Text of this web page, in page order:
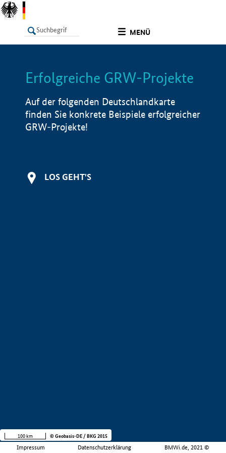
MENÜ
LISTE Info
Erfolgreiche GRW-Projekte
Auf der folgenden Deutschlandkarte
finden Sie konkrete Beispiele erfolgreicher
GRW-Projekte!
LOS GEHT'S
Impressum Datenschutzerklärung BMWi.de, 2021 ©
100 km © Geobasis-DE / BKG 2015